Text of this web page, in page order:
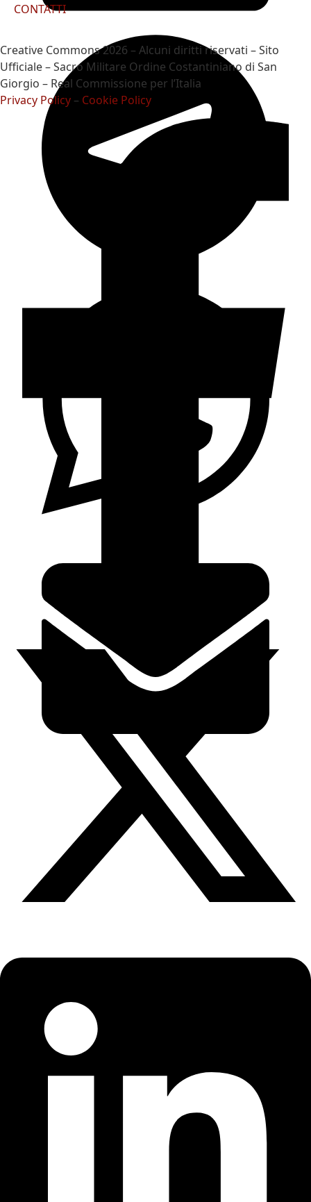
CONTATTI
Creative Commons 2026 – Alcuni diritti riservati – Sito
Ufficiale – Sacro Militare Ordine Costantiniano di San
Giorgio – Real Commissione per l’Italia
Privacy Policy – Cookie Policy